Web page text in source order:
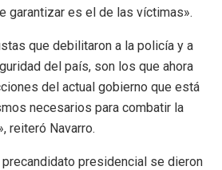
garantizar es el de las víctimas».
que debilitaron a la policía y a
del país, son los que ahora
del actual gobierno que está
necesarios para combatir la
reiteró Navarro.
presidencial se dieron